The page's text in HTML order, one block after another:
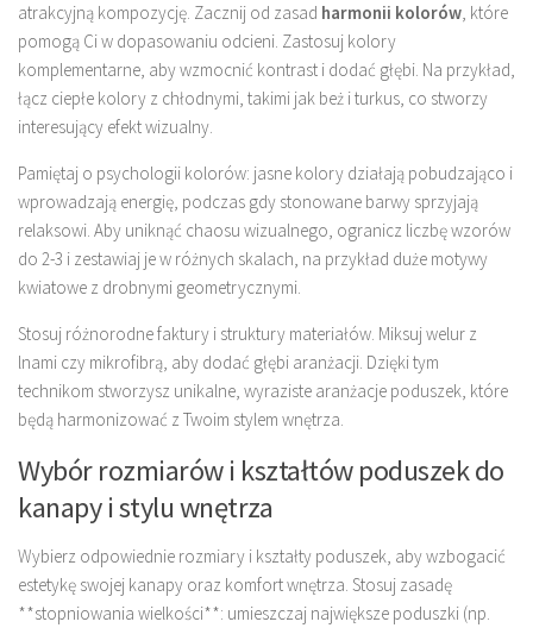
atrakcyjną kompozycję. Zacznij od zasad harmonii kolorów , które
pomogą Ci w dopasowaniu odcieni. Zastosuj kolory
komplementarne, aby wzmocnić kontrast i dodać głębi. Na przykład,
łącz ciepłe kolory z chłodnymi, takimi jak beż i turkus, co stworzy
interesujący efekt wizualny.
Pamiętaj o psychologii kolorów: jasne kolory działają pobudzająco i
wprowadzają energię, podczas gdy stonowane barwy sprzyjają
relaksowi. Aby uniknąć chaosu wizualnego, ogranicz liczbę wzorów
do 2-3 i zestawiaj je w różnych skalach, na przykład duże motywy
kwiatowe z drobnymi geometrycznymi.
Stosuj różnorodne faktury i struktury materiałów. Miksuj welur z
lnami czy mikrofibrą, aby dodać głębi aranżacji. Dzięki tym
technikom stworzysz unikalne, wyraziste aranżacje poduszek, które
będą harmonizować z Twoim stylem wnętrza.
Wybór rozmiarów i kształtów poduszek do
kanapy i stylu wnętrza
Wybierz odpowiednie rozmiary i kształty poduszek, aby wzbogacić
estetykę swojej kanapy oraz komfort wnętrza. Stosuj zasadę
**stopniowania wielkości**: umieszczaj największe poduszki (np.